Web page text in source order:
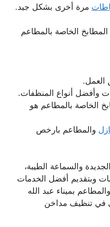
مرة أخرى بشكل جيد.
الخاصة بالمطاعم
العمل.
وأفضل أنواع المنظفات.
الخاصة بالمطاعم هو
والمطاعم بارخص
والسماعة الطيبة،
وبتقديم أفضل الخدمات
بميناء عبد الله
في تنظيف مداخن